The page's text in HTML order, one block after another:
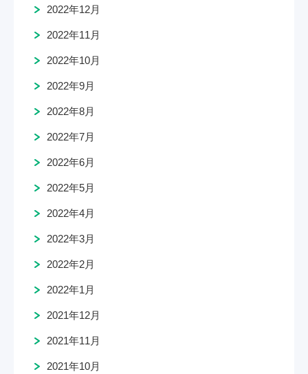
2022年12月
2022年11月
2022年10月
2022年9月
2022年8月
2022年7月
2022年6月
2022年5月
2022年4月
2022年3月
2022年2月
2022年1月
2021年12月
2021年11月
2021年10月